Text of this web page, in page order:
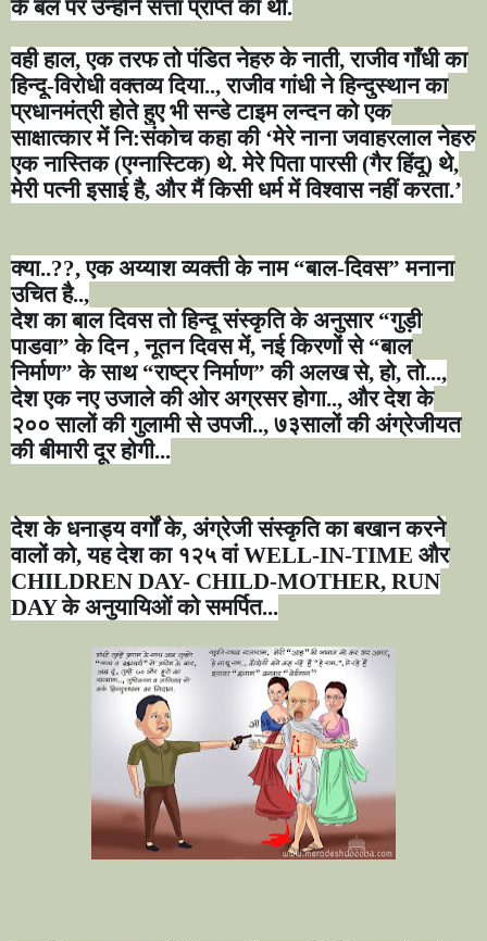
के बल पर उन्होंने सत्ता प्राप्त की थी.
वही हाल,एक तरफ तो पंडित नेहरु के नाती,राजीव गाँधी का
हिन्दू-विरोधी वक्तव्य दिया..,राजीव गांधी ने हिन्दुस्थान का
प्रधानमंत्री होते हुए भी सन्डे टाइम लन्दन को एक
साक्षात्कार में नि:संकोच कहा की ‘मेरे नाना जवाहरलाल नेहरु
एक नास्तिक (एग्नास्टिक) थे. मेरे पिता पारसी (गैर हिंदू) थे,
मेरी पत्नी इसाई है, और मैं किसी धर्म में विश्वास नहीं करता.’
क्या..??,एक अय्याश व्यक्ती के नाम “बाल-दिवस”मनाना
उचित है..,
देश का बाल दिवस तो हिन्दू संस्कृति के अनुसार“गुड़ी
पाडवा”के दिन,नूतन दिवस में,नई किरणों से “बाल
निर्माण”के साथ “राष्ट्र निर्माण”की अलख से,हो,तो...,
देश एक नए उजाले की ओर अग्रसर होगा.., और देश के
२०० सालों की गुलामी से उपजी.., ७३सालों की अंग्रेजीयत
की बीमारी दूर होगी...
देश के धनाड्य वर्गों के, अंग्रेजी संस्कृति का बखान करने
वालों को,यह देश का १२५ वांWELL-IN-TIME और
CHILDREN DAY- CHILD-MOTHER, RUN
DAYके अनुयायिओं को समर्पित...